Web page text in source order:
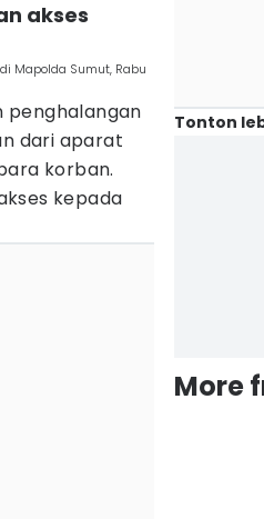
akses
Mapolda Sumut, Rabu
penghalangan
dari aparat
korban.
kepada
Tonton
More